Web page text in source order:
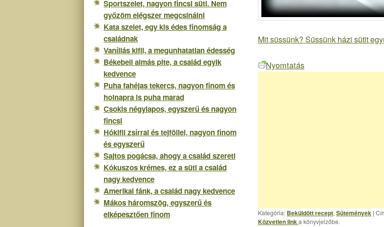
Mit süssünk? Süssünk házi sütit
Nyomtatás
Kategória: Beküldött recept, Sütemények |
Közvetlen linka könyvjelzőbe.
Sportszelet, nagyon fincsi süti. Nem
győzöm elégszer megcsinálni
Kata szelet, egy kis édes finomság a
családnak
Vaníliás kifli, a megunhatatlan édesség
Békebeli almás pite, a család egyik
kedvence
Puha fahéjas tekercs, nagyon finom és
holnapra is puha marad
Csokis négylapos, egyszerű és nagyon
fincsi
Hókifli zsírral és tejföllel, nagyon finom
és egyszerű
Sajtos pogácsa, ahogy a család szereti
Kókuszos krémes, ez a süti a család
nagy kedvence
Amerikai fánk, a család nagy kedvence
Mákos háromszög, egyszerű és
elképesztően finom